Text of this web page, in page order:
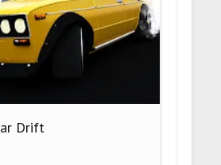
Drift